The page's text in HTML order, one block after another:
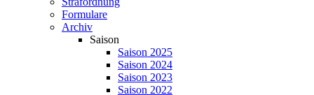
Formulare
Archiv
Saison
Saison 2025
Saison 2024
Saison 2023
Saison 2022